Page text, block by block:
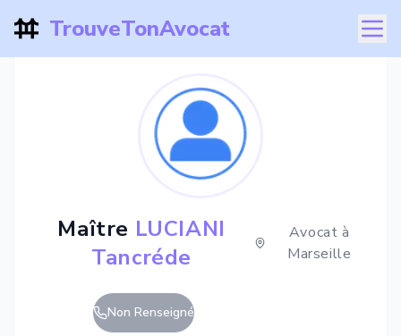
TrouveTonAvocat
Maître LUCIANI
Tancréde
Avocat à
Marseille
Non Renseigné